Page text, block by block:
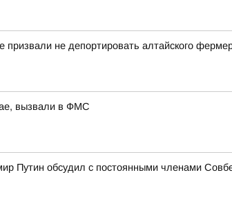
не депортировать алтайского
вызвали в ФМС
Путин обсудил с постоянными членами